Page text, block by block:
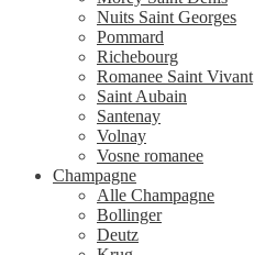
Nuits Saint Georges
Pommard
Richebourg
Romanee Saint Vivant
Saint Aubain
Santenay
Volnay
Vosne romanee
Champagne
Alle Champagne
Bollinger
Deutz